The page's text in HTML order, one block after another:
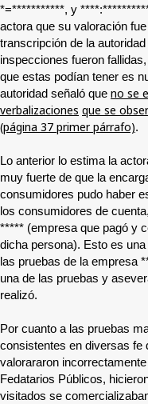
*=***********, y
actora que su valoración
transcripción de la
inspecciones fueron
que estas podían tener es
autoridad señaló que no se
verbalizaciones que se
(página 37 primer párrafo).
Lo anterior lo estima la
muy fuerte de que la
consumidores pudo haber
los consumidores de
***** (empresa que pagó y
dicha persona). Esto es
las pruebas de la empresa
una de las pruebas y
realizó.
Por cuanto a las pruebas
consistentes en diversas fe
valorararon
Fedatarios Públicos,
visitados se